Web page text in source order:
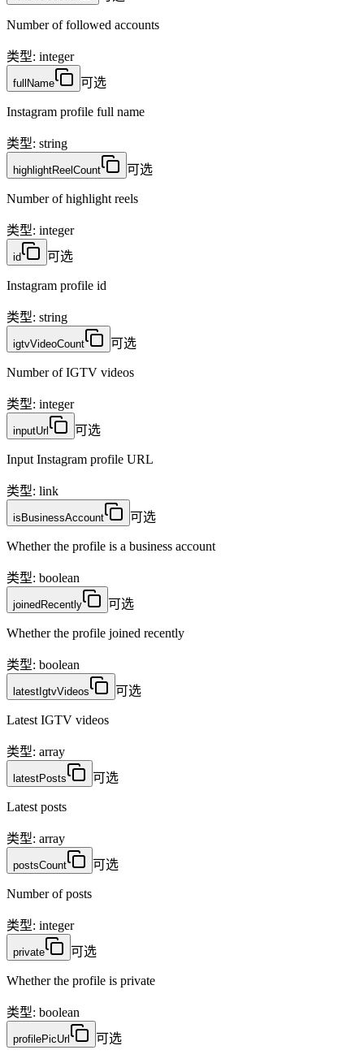
Number of followed accounts
类型: integer
fullName 可选
Instagram profile full name
类型: string
highlightReelCount 可选
Number of highlight reels
类型: integer
id 可选
Instagram profile id
类型: string
igtvVideoCount 可选
Number of IGTV videos
类型: integer
inputUrl 可选
Input Instagram profile URL
类型: link
isBusinessAccount 可选
Whether the profile is a business account
类型: boolean
joinedRecently 可选
Whether the profile joined recently
类型: boolean
latestIgtvVideos 可选
Latest IGTV videos
类型: array
latestPosts 可选
Latest posts
类型: array
postsCount 可选
Number of posts
类型: integer
private 可选
Whether the profile is private
类型: boolean
profilePicUrl 可选